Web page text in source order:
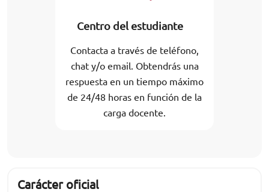
Centro del estudiante
Contacta a través de teléfono,
chat y/o email. Obtendrás una
respuesta en un tiempo máximo
de 24/48 horas en función de la
carga docente.
Carácter oficial